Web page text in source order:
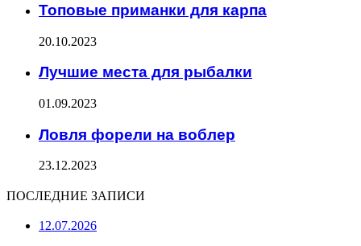
Топовые приманки для карпа
20.10.2023
Лучшие места для рыбалки
01.09.2023
Ловля форели на воблер
23.12.2023
ПОСЛЕДНИЕ ЗАПИСИ
12.07.2026